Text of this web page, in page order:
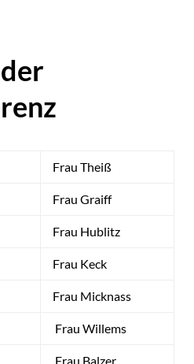
Frau Theiß
Frau Graiff
Frau Hublitz
Frau Keck
Frau Micknass
Frau Willems
Frau Balzer